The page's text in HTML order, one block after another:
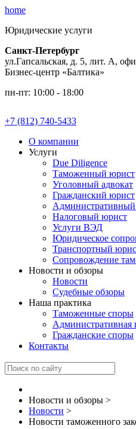
home
Юридические услуги
Санкт-Петербург
ул.Гапсальская, д. 5, лит. А,
Бизнес-центр «Балтика»
пн-пт: 10:00 - 18:00
+7 (812) 740-5433
О компании
Услуги
Due Diligence
Таможенный юрист
Уголовный адвокат
Гражданский юрист
Налоговый юрист
Услуги ВЭД
Юридическое
Транспортный
Сопровождение
Новости и обзоры
Новости
Судебные обзоры
Наша практика
Таможенные споры
Административная
Гражданские споры
Контакты
Новости и обзоры >
Новости >
Новости таможенного